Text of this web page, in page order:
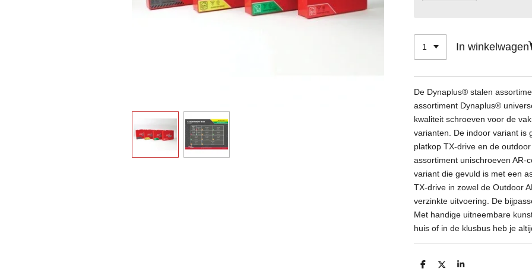
In winkelwagen
De Dynaplus® stalen
assortiment Dynaplus®
kwaliteit schroeven voor de
varianten. De indoor variant is
platkop TX-drive en de
assortiment unischroeven AR-
variant die gevuld is met een
TX-drive in zowel de Outdoor
verzinkte uitvoering. De
Met handige uitneembare
huis of in de klusbus heb je
D
D
S